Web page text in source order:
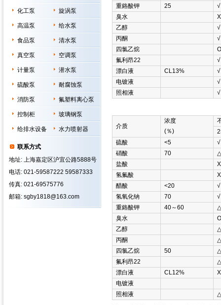
化工泵 旋涡泵
高温泵 给水泵
食品泵 清水泵
真空泵 空调泵
计量泵 潜水泵
硫酸泵 耐腐蚀泵
消防泵 氟塑料离心泵
控制柜 玻璃钢泵
给排水设备 水力喷射器
联系方式
地址: 上海嘉定区沪宜公路5888号
电话: 021-59587222 59587333
传真: 021-69575776
邮箱: sgby1818@163.com
重鉻酸钾
25
√
臭水
Χ
乙醇
√
丙酮
√
四氯乙烷
Ο
氟利昂22
√
漂白液
CL13%
√
电镀液
√
照相液
√
介质
浓度
(％)
硫酸
<5
√
硝酸
70
△
盐酸
Χ
氢氟酸
Χ
醋酸
<20
√
氢氧化钠
70
√
重鉻酸钾
40～60
△
臭水
Ο
乙醇
△
丙酮
△
四氯乙烷
50
△
氟利昂22
△
漂白液
CL12%
Χ
电镀液
照相液
△